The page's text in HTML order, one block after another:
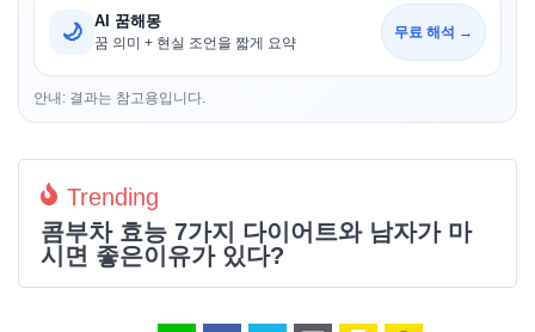
🌙 AI 꿈해몽
꿈 의미 + 현실 조언을 짧게 요약
무료 해석 →
안내: 결과는 참고용입니다.
Trending
콤부차 효능 7가지 다이어트와 남자가 마
시면 좋은이유가 있다?